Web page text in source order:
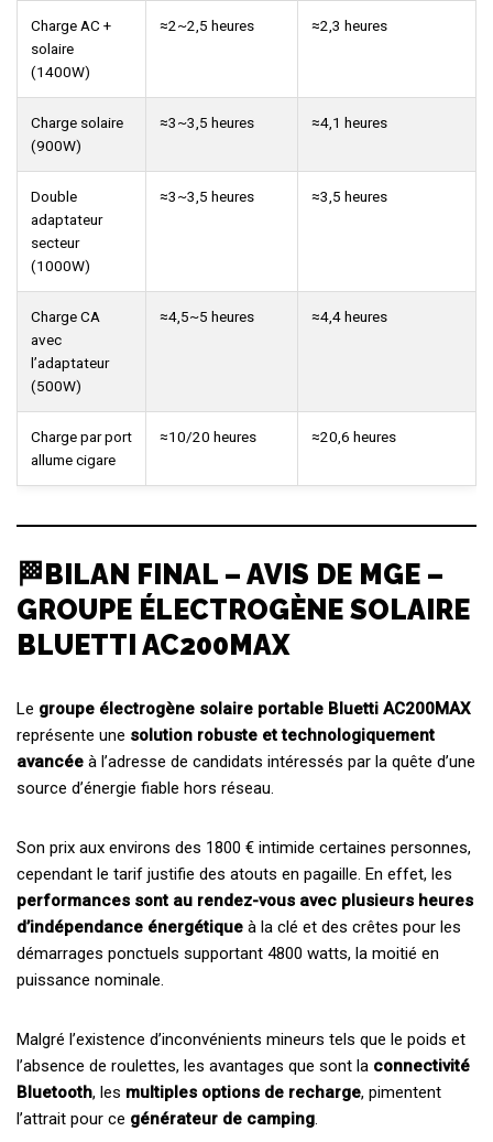
Charge AC +
solaire
(1400W)
≈2~2,5 heures ≈2,3 heures
Charge solaire
(900W)
≈3~3,5 heures ≈4,1 heures
Double
adaptateur
secteur
(1000W)
≈3~3,5 heures ≈3,5 heures
Charge CA
avec
l’adaptateur
(500W)
≈4,5~5 heures ≈4,4 heures
Charge par port
allume cigare
≈10/20 heures ≈20,6 heures
🏁BILAN FINAL – AVIS DE MGE –
GROUPE ÉLECTROGÈNE SOLAIRE
BLUETTI AC200MAX
Le groupe électrogène solaire portable Bluetti AC200MAX
représente une solution robuste et technologiquement
avancée à l’adresse de candidats intéressés par la quête d’une
source d’énergie fiable hors réseau.
Son prix aux environs des 1800 € intimide certaines personnes,
cependant le tarif justifie des atouts en pagaille. En effet, les
performances sont au rendez-vous avec plusieurs heures
d’indépendance énergétique à la clé et des crêtes pour les
démarrages ponctuels supportant 4800 watts, la moitié en
puissance nominale.
Malgré l’existence d’inconvénients mineurs tels que le poids et
l’absence de roulettes, les avantages que sont la connectivité
Bluetooth, les multiples options de recharge, pimentent
l’attrait pour ce générateur de camping.